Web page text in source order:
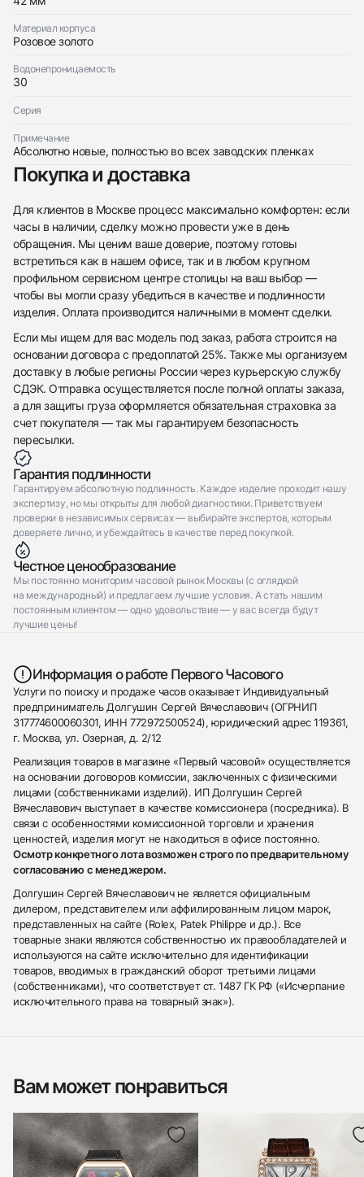
Материал корпуса
Розовое золото
Водонепроницаемость
30
Серия
Примечание
Абсолютно новые, полностью во всех заводских пленках
Покупка и доставка
Для клиентов в Москве процесс максимально комфортен: если
часы в наличии, сделку можно провести уже в день
обращения. Мы ценим ваше доверие, поэтому готовы
встретиться как в нашем офисе, так и в любом крупном
профильном сервисном центре столицы на ваш выбор —
чтобы вы могли сразу убедиться в качестве и подлинности
изделия. Оплата производится наличными в момент сделки.
Если мы ищем для вас модель под заказ, работа строится на
основании договора с предоплатой 25%. Также мы организуем
доставку в любые регионы России через курьерскую службу
СДЭК. Отправка осуществляется после полной оплаты заказа,
а для защиты груза оформляется обязательная страховка за
счет покупателя — так мы гарантируем безопасность
пересылки.
Гарантия подлинности
Гарантируем абсолютную подлинность. Каждое изделие проходит нашу
экспертизу, но мы открыты для любой диагностики. Приветствуем
проверки в независимых сервисах — выбирайте экспертов, которым
доверяете лично, и убеждайтесь в качестве перед покупкой.
Честное ценообразование
Мы постоянно мониторим часовой рынок Москвы (с оглядкой
на международный) и предлагаем лучшие условия. А стать нашим
постоянным клиентом — одно удовольствие — у вас всегда будут
лучшие цены!
Информация о работе Первого Часового
Услуги по поиску и продаже часов оказывает Индивидуальный
предприниматель Долгушин Сергей Вячеславович (ОГРНИП
317774600060301, ИНН 772972500524), юридический адрес 119361,
г. Москва, ул. Озерная, д. 2/12
Реализация товаров в магазине «Первый часовой» осуществляется
на основании договоров комиссии, заключенных с физическими
лицами (собственниками изделий). ИП Долгушин Сергей
Вячеславович выступает в качестве комиссионера (посредника). В
связи с особенностями комиссионной торговли и хранения
ценностей, изделия могут не находиться в офисе постоянно.
Осмотр конкретного лота возможен строго по предварительному
согласованию с менеджером.
Долгушин Сергей Вячеславович не является официальным
дилером, представителем или аффилированным лицом марок,
представленных на сайте (Rolex, Patek Philippe и др.). Все
товарные знаки являются собственностью их правообладателей и
используются на сайте исключительно для идентификации
товаров, вводимых в гражданский оборот третьими лицами
(собственниками), что соответствует ст. 1487 ГК РФ («Исчерпание
исключительного права на товарный знак»).
Отправить заявку
Вам может понравиться